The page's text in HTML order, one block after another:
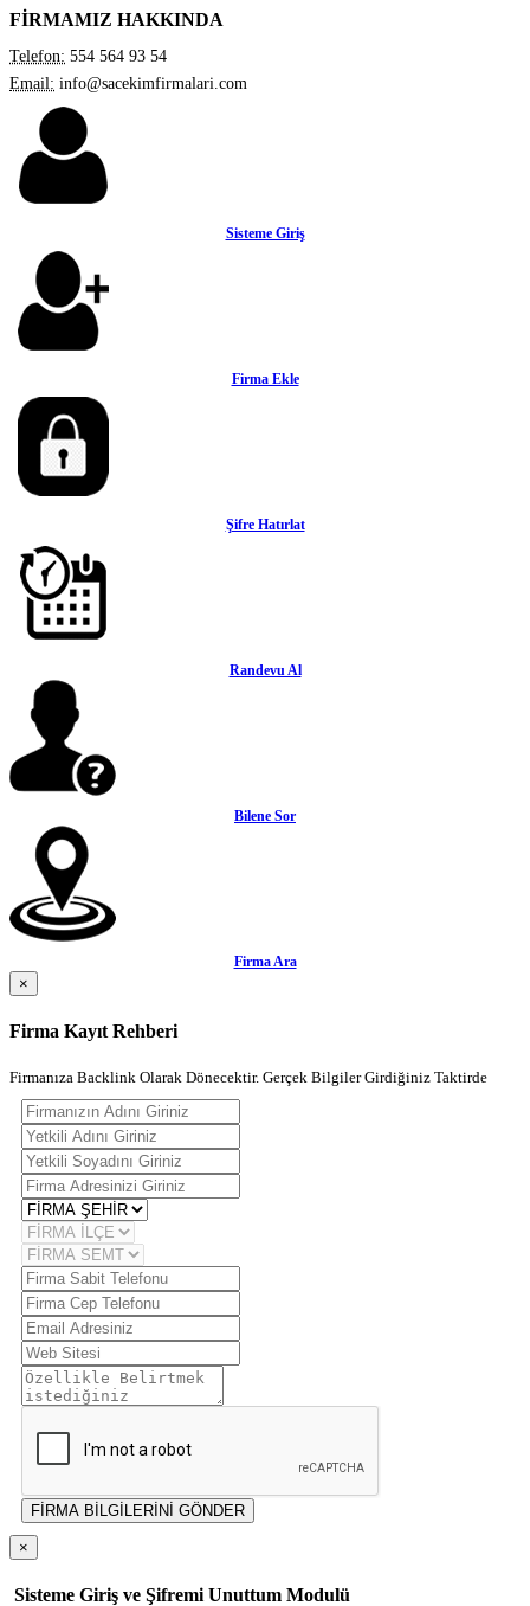
FİRMAMIZ HAKKINDA
Telefon: 554 564 93 54
Email: info@sacekimfirmalari.com
Sisteme Giriş
Firma Ekle
Şifre Hatırlat
Randevu Al
Bilene Sor
Firma Ara
×
Firma Kayıt Rehberi
Firmanıza Backlink Olarak Dönecektir. Gerçek Bilgiler Girdiğiniz Taktirde
FİRMA BİLGİLERİNİ GÖNDER
×
Sisteme Giriş ve Şifremi Unuttum Modulü